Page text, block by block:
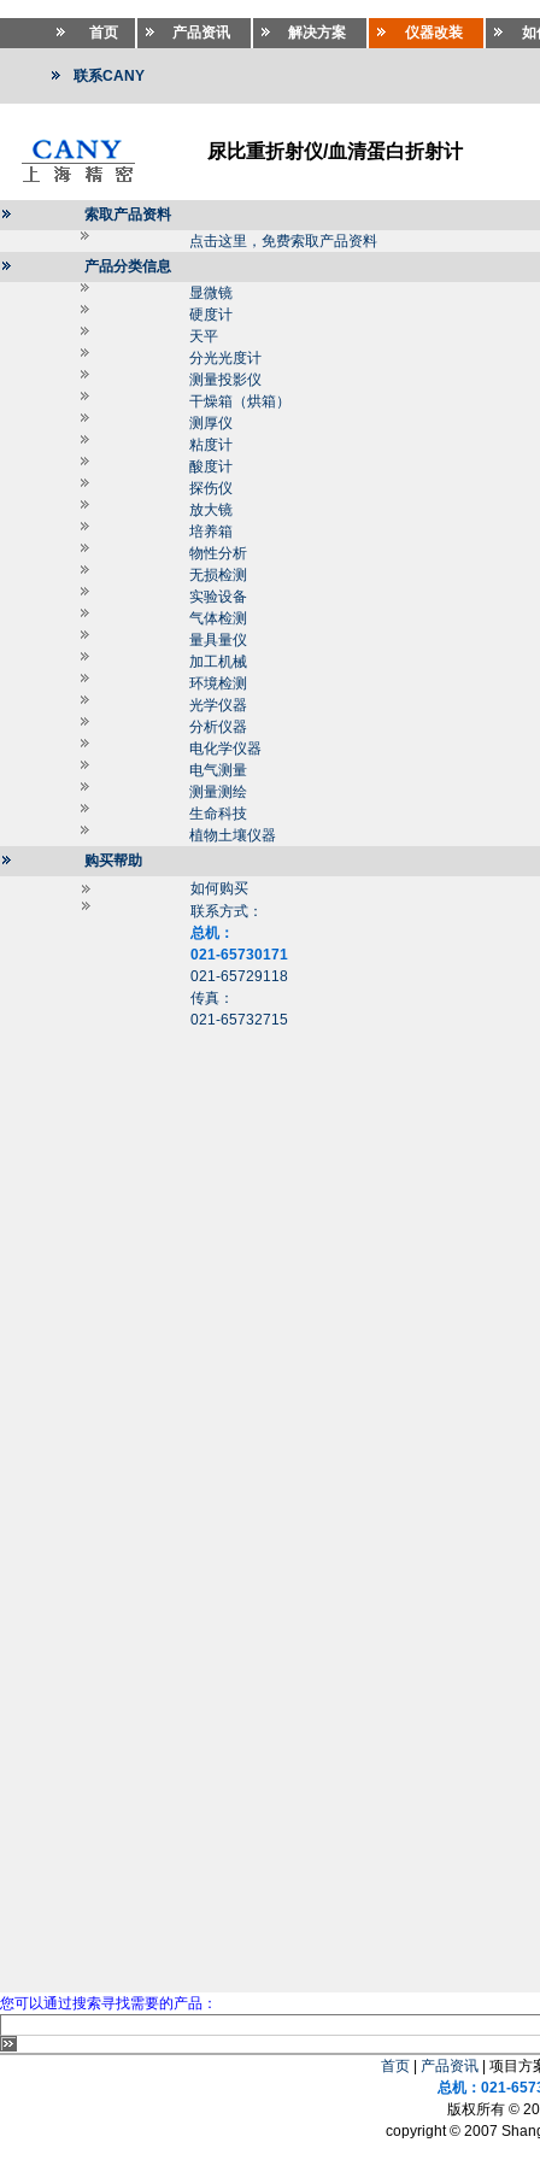
首页 产品资讯 解决方案 仪器改装 如
联系CANY
尿比重折射仪/血清蛋白折射计
索取产品资料
点击这里，免费索取产品资料
产品分类信息
显微镜
硬度计
天平
分光光度计
测量投影仪
干燥箱（烘箱）
测厚仪
粘度计
酸度计
探伤仪
放大镜
培养箱
物性分析
无损检测
实验设备
气体检测
量具量仪
加工机械
环境检测
光学仪器
分析仪器
电化学仪器
电气测量
测量测绘
生命科技
植物土壤仪器
购买帮助
如何购买
联系方式：
总机：
021-65730171
021-65729118
传真：
021-65732715
您可以通过搜索寻找需要的产品：
首页 产品资讯 | 项目方
总机：021-
版权所有 ©
copyright © 2007